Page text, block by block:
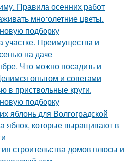
Правила осенних работ
многолетние цветы.
подборку
участке. Преимущества и
на даче
Что можно посадить и
опытом и советами
в приствольные круги.
подборку
яблонь для Волгоградской
яблок, которые выращивают в
строительства домов плюсы и